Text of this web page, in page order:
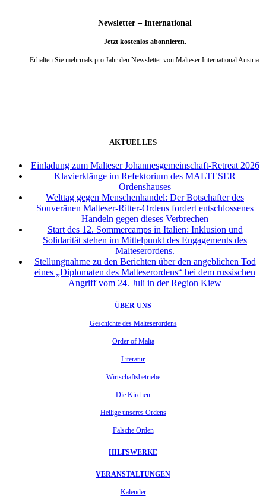
Newsletter – International
Jetzt kostenlos abonnieren.
Erhalten Sie mehrmals pro Jahr den Newsletter von Malteser International Austria.
AKTUELLES
Einladung zum Malteser Johannesgemeinschaft-Retreat 2026
Klavierklänge im Refektorium des MALTESER
Ordenshauses
Welttag gegen Menschenhandel: Der Botschafter des
Souveränen Malteser-Ritter-Ordens fordert entschlossenes
Handeln gegen dieses Verbrechen
Start des 12. Sommercamps in Italien: Inklusion und
Solidarität stehen im Mittelpunkt des Engagements des
Malteserordens.
Stellungnahme zu den Berichten über den angeblichen Tod
eines „Diplomaten des Malteserordens“ bei dem russischen
Angriff vom 24. Juli in der Region Kiew
ÜBER UNS
Geschichte des Malteserordens
Order of Malta
Literatur
Wirtschaftsbetriebe
Die Kirchen
Heilige unseres Ordens
Falsche Orden
HILFSWERKE
VERANSTALTUNGEN
Kalender